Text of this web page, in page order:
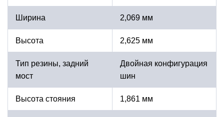
Ширина 2,069 мм
Высота 2,625 мм
Тип резины, задний
мост
Двойная конфигурация
шин
Высота стояния 1,861 мм